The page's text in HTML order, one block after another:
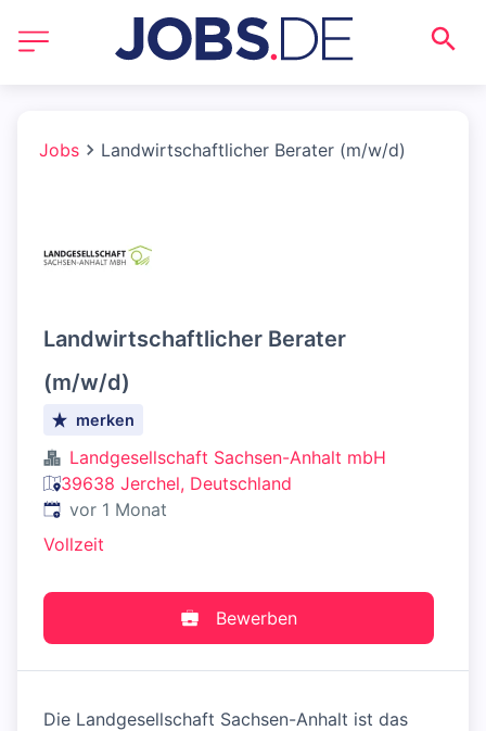
Jobs Landwirtschaftlicher Berater (m/w/d)
Landwirtschaftlicher Berater
(m/w/d)
merken
Landgesellschaft Sachsen-Anhalt mbH
39638 Jerchel, Deutschland
Veröffentlicht:
vor 1 Monat
Vollzeit
Bewerben
Die Landgesellschaft Sachsen-Anhalt ist das